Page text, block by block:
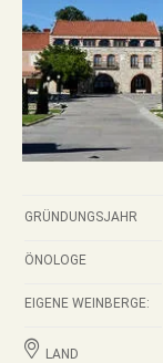
GRÜNDUNGSJAHR
ÖNOLOGE
EIGENE WEINBERGE:
LAND